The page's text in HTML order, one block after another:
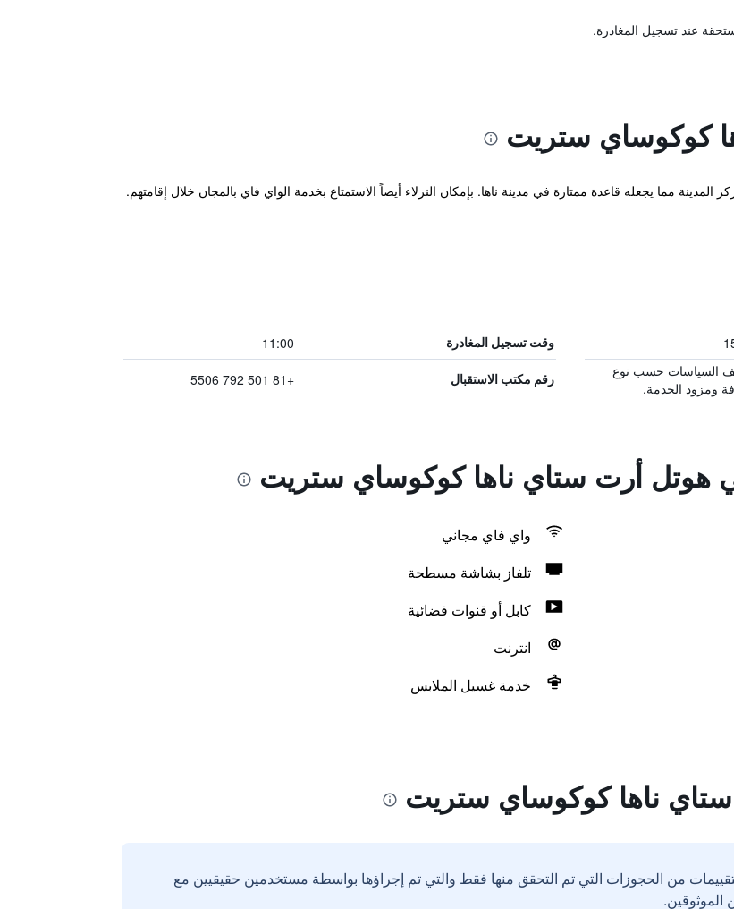
عند تسجيل المغادرة.
كوكوساي ستريت
وقت تسجيل المغادرة 11:00
السياسات حسب نوع
ومزود الخدمة.
رقم مكتب الاستقبال +81 501 792 5506
هوتل أرت ستاي ناها كوكوساي ستريت
واي فاي مجاني
تلفاز بشاشة مسطحة
كابل أو قنوات فضائية
انترنت
خدمة غسيل الملابس
ناها كوكوساي ستريت
من الحجوزات التي تم التحقق منها فقط والتي تم إجراؤها بواسطة مستخدمين حقيقيين مع